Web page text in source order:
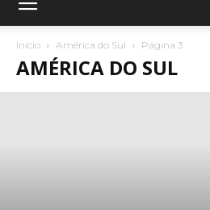
Guria
Início América do Sul Página 3
AMÉRICA DO SUL